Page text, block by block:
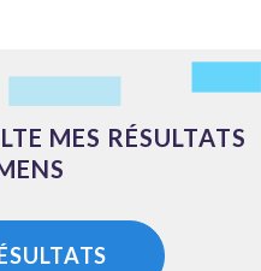
MES RÉSULTATS